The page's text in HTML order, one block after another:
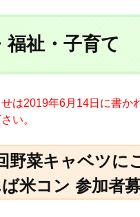
福祉・子育て
は2019年6月14日に書か
い。
野菜キャベツに
米コン 参加者